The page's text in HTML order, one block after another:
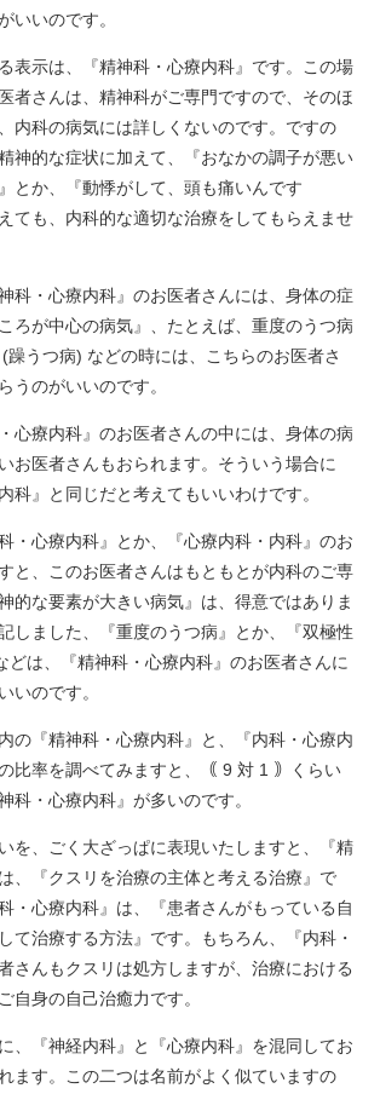
いいのです。
表示は、『精神科・心療内科』です。この場
者さんは、精神科がご専門ですので、そのほ
内科の病気には詳しくないのです。ですの
神的な症状に加えて、『おなかの調子が悪い
とか、『動悸がして、頭も痛いんです
ても、内科的な適切な治療をしてもらえませ
科・心療内科』のお医者さんには、身体の症
ろが中心の病気』、たとえば、重度のうつ病
躁うつ病) などの時には、こちらのお医者さ
うのがいいのです。
心療内科』のお医者さんの中には、身体の病
お医者さんもおられます。そういう場合に
科』と同じだと考えてもいいわけです。
・心療内科』とか、『心療内科・内科』のお
と、このお医者さんはもともとが内科のご専
的な要素が大きい病気』は、得意ではありま
しました、『重度のうつ病』とか、『双極性
どは、『精神科・心療内科』のお医者さんに
いのです。
の『精神科・心療内科』と、『内科・心療内
比率を調べてみますと、｟ 9 対 1 ｠くらい
科・心療内科』が多いのです。
を、ごく大ざっぱに表現いたしますと、『精
、『クスリを治療の主体と考える治療』で
・心療内科』は、『患者さんがもっている自
て治療する方法』です。もちろん、『内科・
さんもクスリは処方しますが、治療における
自身の自己治癒力です。
、『神経内科』と『心療内科』を混同してお
ます。この二つは名前がよく似ていますの